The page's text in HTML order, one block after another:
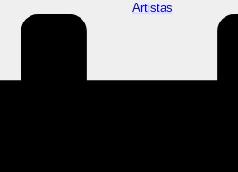
Artistas